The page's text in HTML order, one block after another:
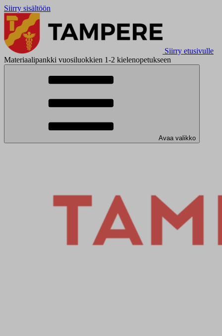
Siirry sisältöön
Siirry etusivulle
Materiaalipankki vuosiluokkien 1-2 kielenopetukseen
Avaa valikko